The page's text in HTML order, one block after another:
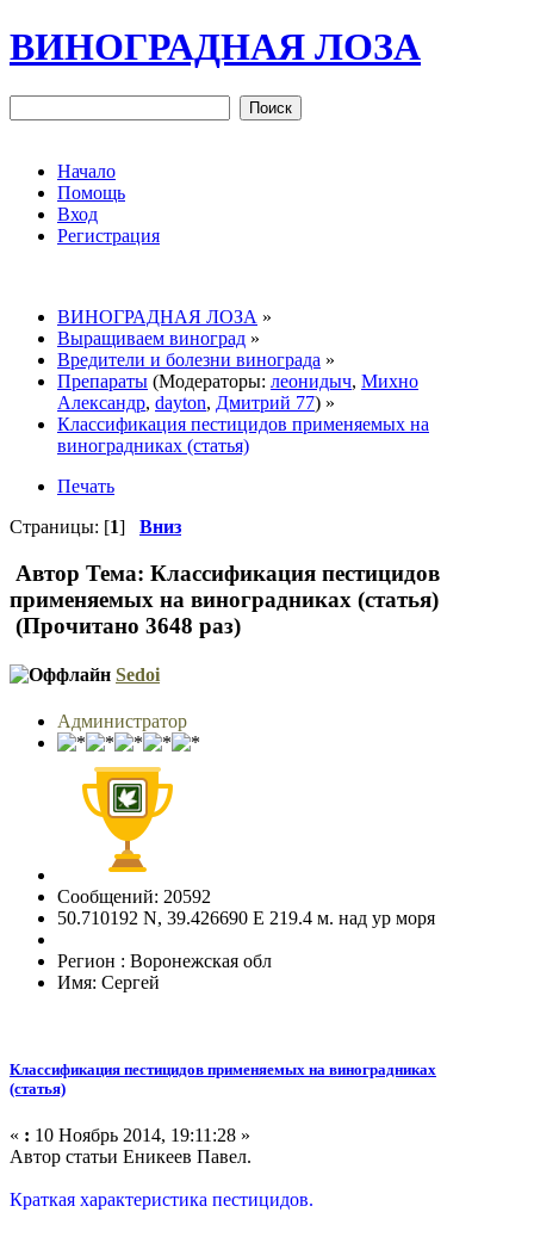
ВИНОГРАДНАЯ ЛОЗА
Начало
Помощь
Вход
Регистрация
ВИНОГРАДНАЯ ЛОЗА »
Выращиваем виноград »
Вредители и болезни винограда »
Препараты (Модераторы: леонидыч, Михно
Александр, dayton, Дмитрий 77) »
Классификация пестицидов применяемых на
виноградниках (статья)
Печать
Страницы: [1] Вниз
Автор Тема: Классификация пестицидов
применяемых на виноградниках (статья)
(Прочитано 3648 раз)
Sedoi
Администратор
Сообщений: 20592
50.710192 N, 39.426690 E 219.4 м. над ур моря
Регион : Воронежская обл
Имя: Сергей
Классификация пестицидов применяемых на виноградниках
(статья)
« : 10 Ноябрь 2014, 19:11:28 »
Автор статьи Еникеев Павел.
Краткая характеристика пестицидов.